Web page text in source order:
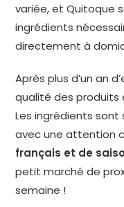
variée, et Quitoque
ingrédients
directement à
Après plus d’un an
qualité des
Les ingrédients
avec une attention
français et de
petit marché de
semaine !